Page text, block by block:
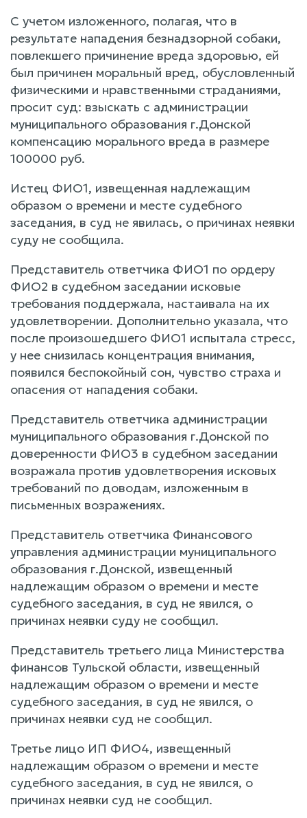
С учетом изложенного, полагая, что в
результате нападения безнадзорной собаки,
повлекшего причинение вреда здоровью, ей
был причинен моральный вред, обусловленный
физическими и нравственными страданиями,
просит суд: взыскать с администрации
муниципального образования г.Донской
компенсацию морального вреда в размере
100000 руб.
Истец ФИО1, извещенная надлежащим
образом о времени и месте судебного
заседания, в суд не явилась, о причинах неявки
суду не сообщила.
Представитель ответчика ФИО1 по ордеру
ФИО2 в судебном заседании исковые
требования поддержала, настаивала на их
удовлетворении. Дополнительно указала, что
после произошедшего ФИО1 испытала стресс,
у нее снизилась концентрация внимания,
появился беспокойный сон, чувство страха и
опасения от нападения собаки.
Представитель ответчика администрации
муниципального образования г.Донской по
доверенности ФИО3 в судебном заседании
возражала против удовлетворения исковых
требований по доводам, изложенным в
письменных возражениях.
Представитель ответчика Финансового
управления администрации муниципального
образования г.Донской, извещенный
надлежащим образом о времени и месте
судебного заседания, в суд не явился, о
причинах неявки суду не сообщил.
Представитель третьего лица Министерства
финансов Тульской области, извещенный
надлежащим образом о времени и месте
судебного заседания, в суд не явился, о
причинах неявки суд не сообщил.
Третье лицо ИП ФИО4, извещенный
надлежащим образом о времени и месте
судебного заседания, в суд не явился, о
причинах неявки суд не сообщил.